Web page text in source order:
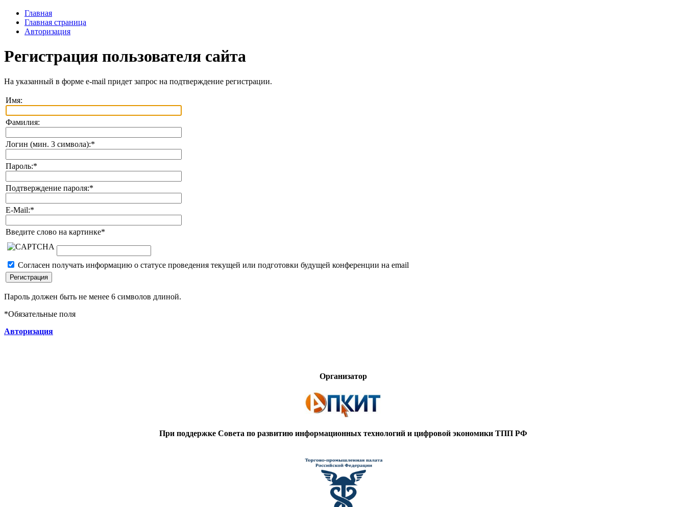
Главная
Главная страница
Авторизация
Регистрация пользователя сайта
На указанный в форме e-mail придет запрос на подтверждение регистрации.
Имя:
Фамилия:
Логин (мин. 3 символа):*
Пароль:*
Подтверждение пароля:*
E-Mail:*
Введите слово на картинке*
Согласен получать информацию о статусе проведения текущей или подготовки будущей конференции на email
Пароль должен быть не менее 6 символов длиной.
*Обязательные поля
Авторизация
Организатор
При поддержке Совета по развитию информационных технологий и цифровой экономики ТПП РФ